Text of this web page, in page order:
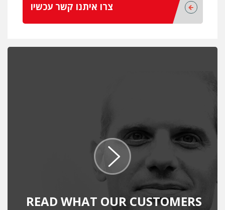
צרו איתנו קשר עכשיו
READ WHAT OUR CUSTOMERS